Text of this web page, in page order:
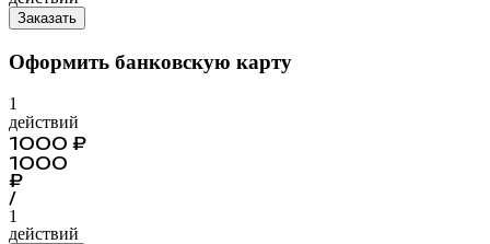
Заказать
Оформить банковскую карту
1
действий
1000 ₽
1000
₽
/
1
действий